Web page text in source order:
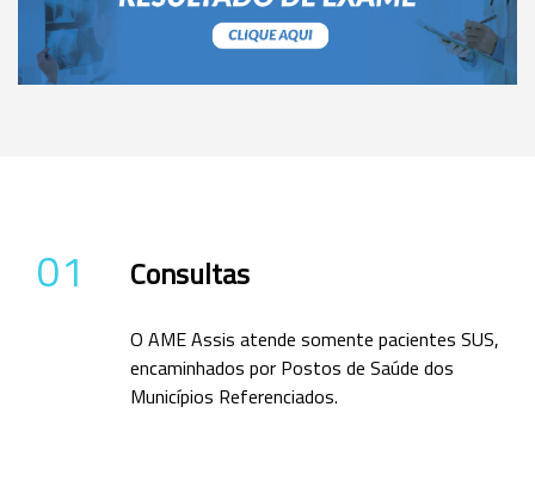
01 Consultas
O AME Assis atende somente pacientes SUS,
encaminhados por Postos de Saúde dos
Municípios Referenciados.